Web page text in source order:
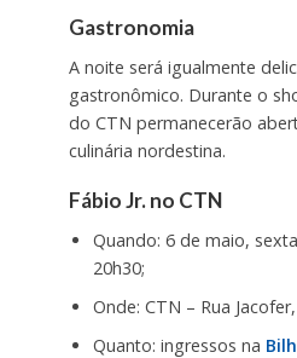
Gastronomia
A noite será igualmente
gastronômico. Durante o
do CTN permanecerão
culinária nordestina.
Fábio Jr. no CTN
Quando: 6 de maio,
20h30;
Onde: CTN – Rua
Quanto: ingressos na